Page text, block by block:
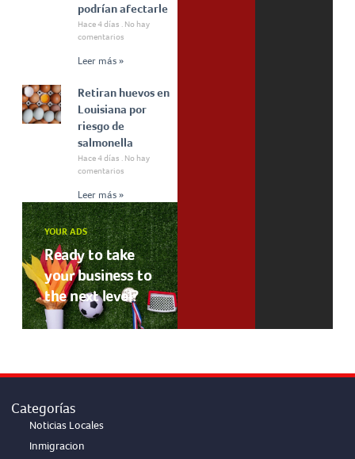
podrían afectarle
Hace 4 días
No hay
comentarios
Leer más »
Retiran huevos en
Louisiana por
riesgo de
salmonella
Hace 4 días
No hay
comentarios
Leer más »
YOUR ADS
Ready to take
your business to
the next level?
Categorías
Noticias Locales
Inmigracion